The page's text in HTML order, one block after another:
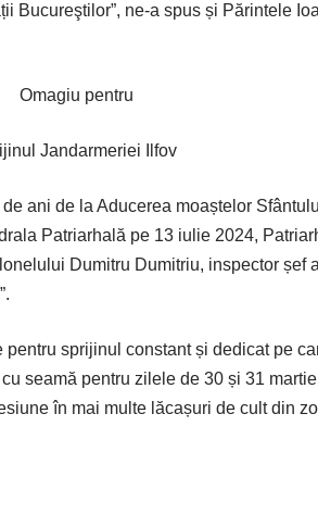
Bucureştilor”, ne-a spus și Părintele
Omagiu pentru
Jandarmeriei Ilfov
ani de la Aducerea moaștelor
Patriarhală pe 13 iulie 2024,
Dumitru Dumitriu, inspector șef
sprijinul constant și dedicat pe
seamă pentru zilele de 30 și 31
în mai multe lăcașuri de cult din